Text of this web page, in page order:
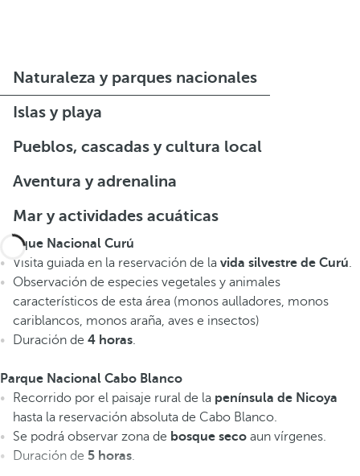
Naturaleza y parques nacionales
Islas y playa
Pueblos, cascadas y cultura local
Aventura y adrenalina
Mar y actividades acuáticas
Parque Nacional Curú
Visita guiada en la reservación de la vida silvestre de Curú.
Observación de especies vegetales y animales
característicos de esta área (monos aulladores, monos
cariblancos, monos araña, aves e insectos)
Duración de 4 horas.
Parque Nacional Cabo Blanco
Recorrido por el paisaje rural de la península de Nicoya
hasta la reservación absoluta de Cabo Blanco.
Se podrá observar zona de bosque seco aun vírgenes.
Duración de 5 horas.